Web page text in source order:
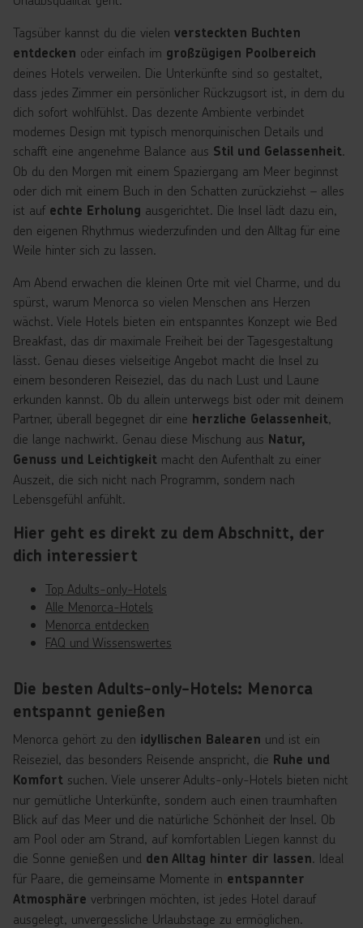
Tagsüber kannst du die vielen versteckten Buchten
entdecken oder einfach im großzügigen Poolbereich
deines Hotels verweilen. Die Unterkünfte sind so gestaltet,
dass jedes Zimmer ein persönlicher Rückzugsort ist, in dem du
dich sofort wohlfühlst. Das dezente Ambiente verbindet
modernes Design mit typisch menorquinischen Details und
schafft eine angenehme Balance aus Stil und Gelassenheit.
Ob du den Morgen mit einem Spaziergang am Meer beginnst
oder dich mit einem Buch in den Schatten zurückziehst – alles
ist auf echte Erholung ausgerichtet. Die Insel lädt dazu ein,
den eigenen Rhythmus wiederzufinden und den Alltag für eine
Weile hinter sich zu lassen.
Am Abend erwachen die kleinen Orte mit viel Charme, und du
spürst, warum Menorca so vielen Menschen ans Herzen
wächst. Viele Hotels bieten ein entspanntes Konzept wie Bed
Breakfast, das dir maximale Freiheit bei der Tagesgestaltung
lässt. Genau dieses vielseitige Angebot macht die Insel zu
einem besonderen Reiseziel, das du nach Lust und Laune
erkunden kannst. Ob du allein unterwegs bist oder mit deinem
Partner, überall begegnet dir eine herzliche Gelassenheit,
die lange nachwirkt. Genau diese Mischung aus Natur,
Genuss und Leichtigkeit macht den Aufenthalt zu einer
Auszeit, die sich nicht nach Programm, sondern nach
Lebensgefühl anfühlt.
Hier geht es direkt zu dem Abschnitt, der
dich interessiert
Top Adults-only-Hotels
Alle Menorca-Hotels
Menorca entdecken
FAQ und Wissenswertes
Die besten Adults-only-Hotels: Menorca
entspannt genießen
Menorca gehört zu den idyllischen Balearen und ist ein
Reiseziel, das besonders Reisende anspricht, die Ruhe und
Komfort suchen. Viele unserer Adults-only-Hotels bieten nicht
nur gemütliche Unterkünfte, sondern auch einen traumhaften
Blick auf das Meer und die natürliche Schönheit der Insel. Ob
am Pool oder am Strand, auf komfortablen Liegen kannst du
die Sonne genießen und den Alltag hinter dir lassen. Ideal
für Paare, die gemeinsame Momente in entspannter
Atmosphäre verbringen möchten, ist jedes Hotel darauf
ausgelegt, unvergessliche Urlaubstage zu ermöglichen.